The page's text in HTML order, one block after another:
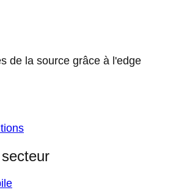
de la source grâce à l'edge